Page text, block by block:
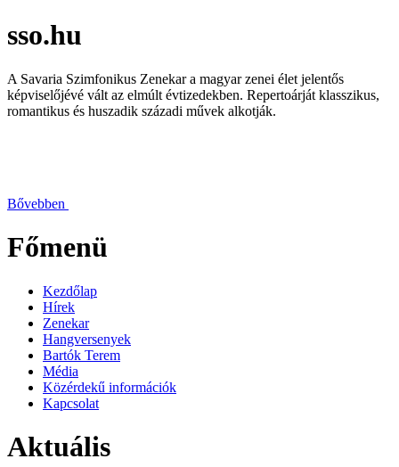
sso.hu
A Savaria Szimfonikus Zenekar a magyar zenei élet jelentős
képviselőjévé vált az elmúlt évtizedekben. Repertoárját klasszikus,
romantikus és huszadik századi művek alkotják.
Bővebben
Főmenü
Kezdőlap
Hírek
Zenekar
Hangversenyek
Bartók Terem
Média
Közérdekű információk
Kapcsolat
Aktuális